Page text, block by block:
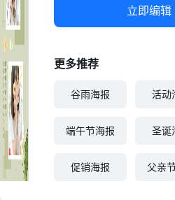
立即编辑
更多推荐
谷雨海报 活动
端午节海报 圣诞
促销海报 父亲